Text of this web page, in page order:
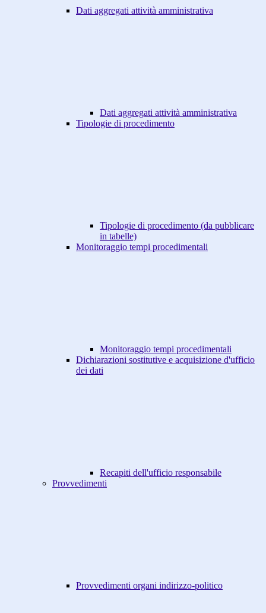
Dati aggregati attività amministrativa
Dati aggregati attività amministrativa
Tipologie di procedimento
Tipologie di procedimento (da pubblicare
in tabelle)
Monitoraggio tempi procedimentali
Monitoraggio tempi procedimentali
Dichiarazioni sostitutive e acquisizione d'ufficio
dei dati
Recapiti dell'ufficio responsabile
Provvedimenti
Provvedimenti organi indirizzo-politico